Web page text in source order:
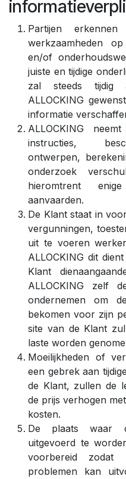
Partijen
werkzaamheden
en/of
juiste en tijdige
zal steeds tijdig
ALLOCKING
informatie
ALLOCKING
instructies,
ontwerpen,
onderzoek
hieromtrent
aanvaarden.
De Klant staat in
vergunningen,
uit te voeren
ALLOCKING dit
Klant
ALLOCKING zelf
ondernemen om
bekomen voor zijn
site van de Klant
laste worden
Moeilijkheden of
een gebrek aan
de Klant, zullen de
de prijs verhogen
kosten.
De plaats waar
uitgevoerd te
voorbereid zodat
problemen kan